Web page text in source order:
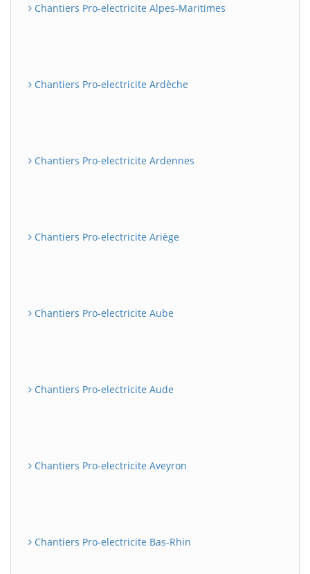
Chantiers Pro-electricite Alpes-Maritimes
Chantiers Pro-electricite Ardèche
Chantiers Pro-electricite Ardennes
Chantiers Pro-electricite Ariège
Chantiers Pro-electricite Aube
Chantiers Pro-electricite Aude
Chantiers Pro-electricite Aveyron
Chantiers Pro-electricite Bas-Rhin